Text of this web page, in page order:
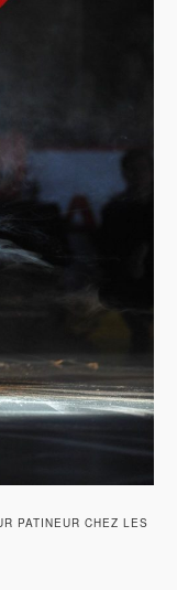
PATINEUR CHEZ LES